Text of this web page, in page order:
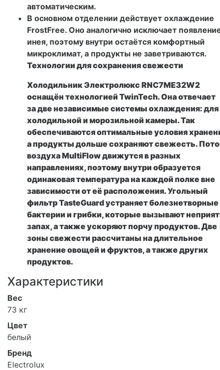
автоматическим.
В основном отделении действует охлаждение
FrostFree. Оно аналогично исключает
инея, поэтому внутри остаётся комфортный
микроклимат, а продукты не заветриваются.
Технологии для сохранения свежести
Холодильник Электролюкс RNC7ME32W2
оснащён технологией TwinTech. Она отвечает
за две независимые системы охлаждения: для
холодильной и морозильной камеры. Так
обеспечиваются оптимальные условия
а продукты дольше сохраняют свежесть.
воздуха MultiFlow движутся в разных
направлениях, поэтому внутри образуется
одинаковая температура на каждой полке вне
зависимости от её расположения. Угольный
фильтр TasteGuard устраняет болезнетворные
бактерии и грибки, которые вызывают
запах, а также ускоряют порчу продуктов. Две
зоны свежести рассчитаны на длительное
хранение овощей и фруктов, а также других
продуктов.
Характеристики
Вес
73 кг
Цвет
белый
Бренд
Electrolux